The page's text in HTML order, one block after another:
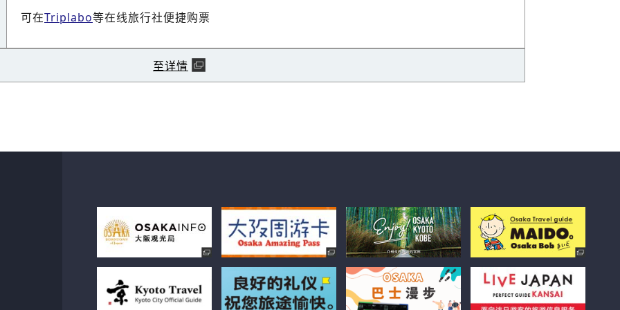
可在Triplabo等在线旅行社便捷购票
至详情